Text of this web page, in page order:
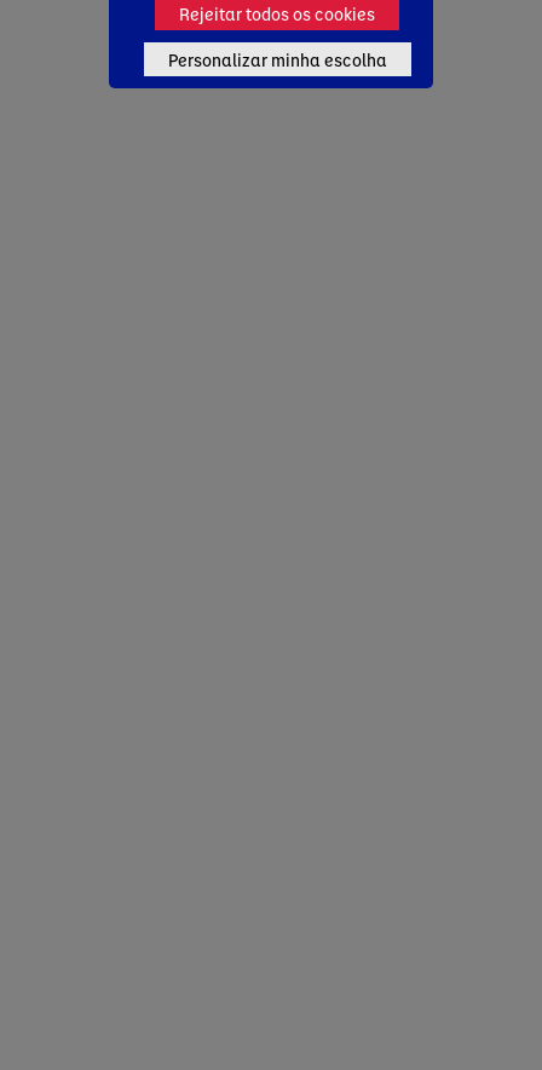
Rejeitar todos os cookies
Personalizar minha escolha